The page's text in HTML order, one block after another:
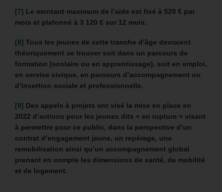
[7] Le montant maximum de l’aide est fixé à 520 € par
mois et plafonné à 3 120 € sur 12 mois.
[8] Tous les jeunes de cette tranche d’âge devraient
théoriquement se trouver soit dans un parcours de
formation (scolaire ou en apprentissage), soit en emploi,
en service civique, en parcours d’accompagnement ou
d’insertion sociale et professionnelle.
[9] Des appels à projets ont visé la mise en place en
2022 d’actions pour les jeunes dits « en rupture » visant
à permettre pour ce public, dans la perspective d’un
contrat d’engagement jeune, un repérage, une
remobilisation ainsi qu’un accompagnement global
prenant en compte les dimensions de santé, de mobilité
et de logement.